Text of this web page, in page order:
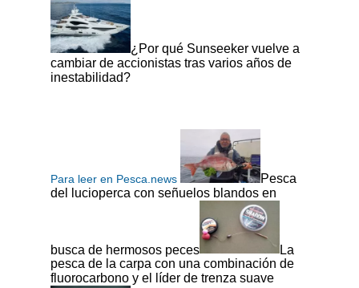
¿Por qué Sunseeker vuelve a
cambiar de accionistas tras varios años de
inestabilidad?
Para leer en Pesca.news
Pesca
del lucioperca con señuelos blandos en
busca de hermosos peces
La
pesca de la carpa con una combinación de
fluorocarbono y el líder de trenza suave